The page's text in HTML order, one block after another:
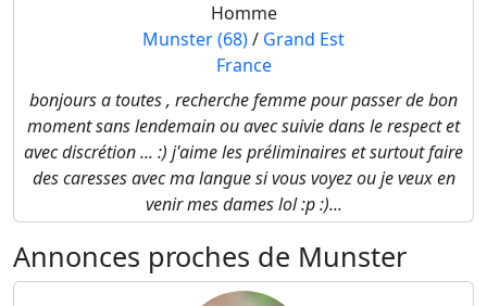
Homme
Munster (68)/ Grand Est
France
bonjours a toutes , recherche femme pour passer de bon
moment sans lendemain ou avec suivie dans le respect et
avec discrétion ... :) j'aime les préliminaires et surtout faire
des caresses avec ma langue si vous voyez ou je veux en
venir mes dames lol :p :)...
Annonces proches de Munster